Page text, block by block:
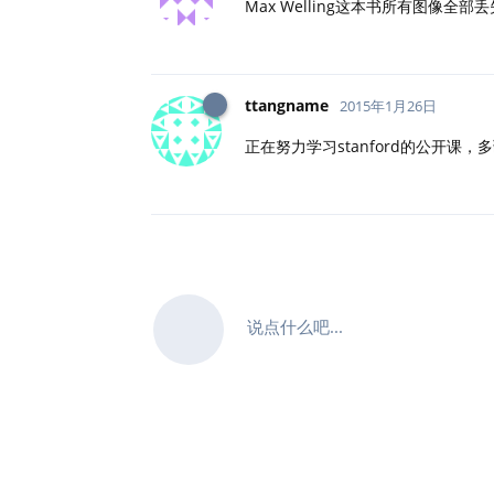
Max Welling这本书所有图像全部丢
ttangname 2015年1月26日
正在努力学习stanford的公开课，
说点什么吧...